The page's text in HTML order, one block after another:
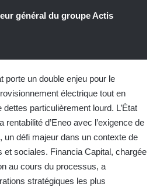
général du groupe Actis
porte un double enjeu pour le
électrique tout en
particulièrement lourd. L’État
d’Eneo avec l’exigence de
un défi majeur dans un contexte de
sociales. Financia Capital, chargée
au cours du processus, a
stratégiques les plus